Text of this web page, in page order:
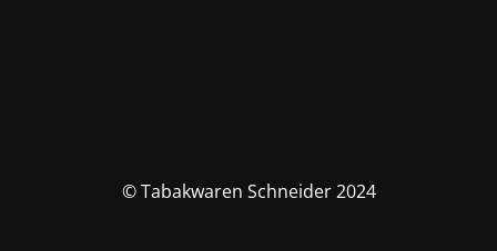
© Tabakwaren Schneider 2024